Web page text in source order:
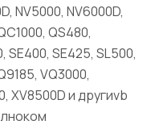
NV5000, NV6000D,
QS480,
SE400, SE425, SL500,
VQ3000,
XV8500D и другиvb